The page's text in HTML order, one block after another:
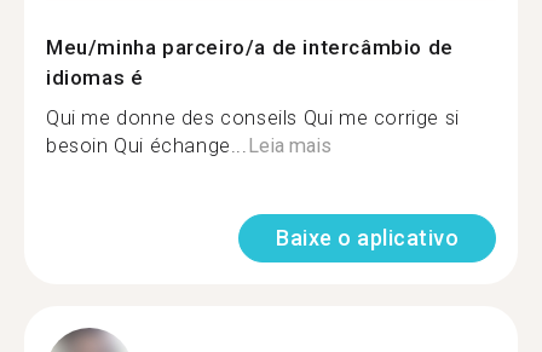
Meu/minha parceiro/a de intercâmbio de
idiomas é
Qui me donne des conseils Qui me corrige si
besoin Qui échange...Leia mais
Baixe o aplicativo